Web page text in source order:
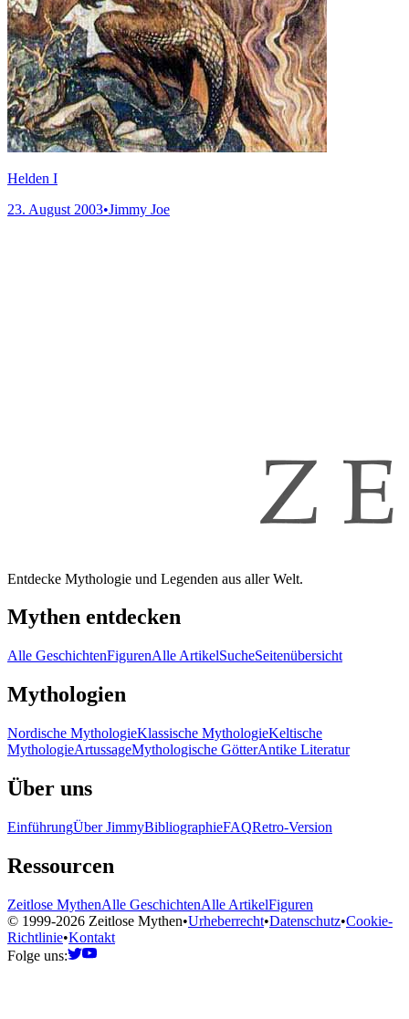
Helden I
23. August 2003•Jimmy Joe
Entdecke Mythologie und Legenden aus aller Welt.
Mythen entdecken
Alle GeschichtenFigurenAlle ArtikelSucheSeitenübersicht
Mythologien
Nordische MythologieKlassische MythologieKeltische
MythologieArtussageMythologische GötterAntike Literatur
Über uns
EinführungÜber JimmyBibliographieFAQRetro-Version
Ressourcen
Zeitlose MythenAlle GeschichtenAlle ArtikelFiguren
© 1999-2026 Zeitlose Mythen•Urheberrecht•Datenschutz•Cookie-
Richtlinie•Kontakt
Folge uns: